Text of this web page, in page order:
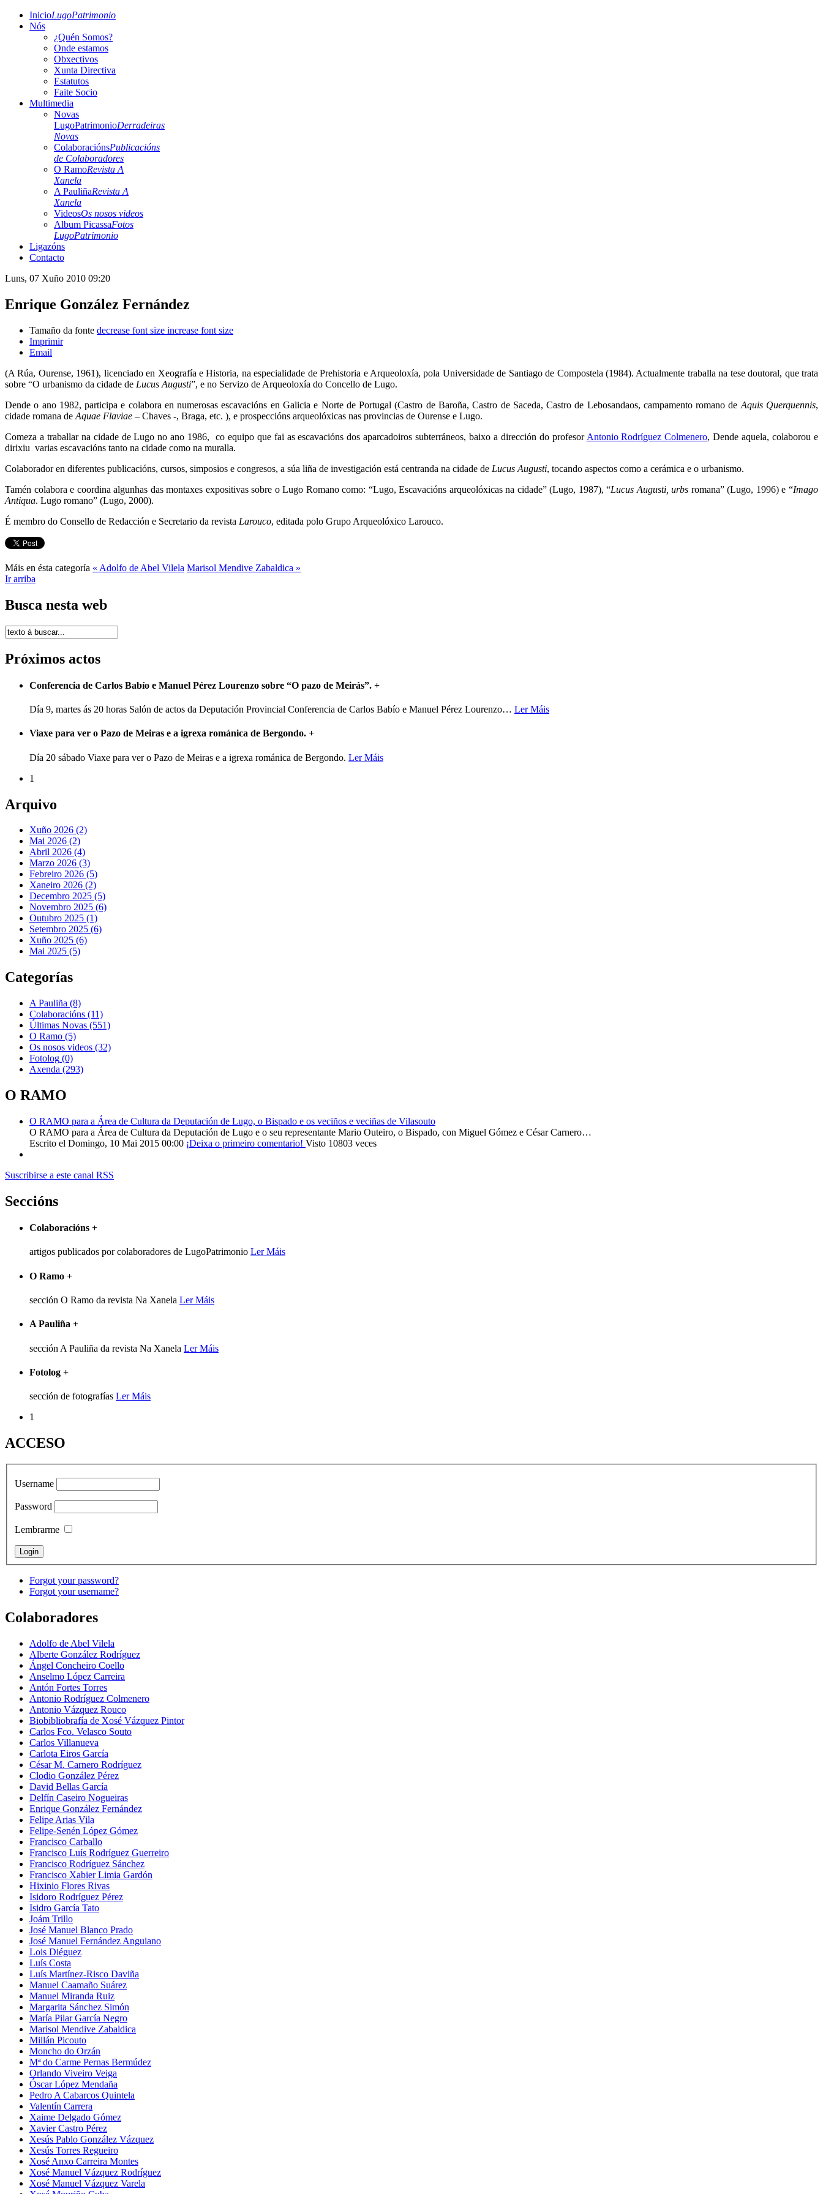
InicioLugoPatrimonio
Nós
¿Quén Somos?
Onde estamos
Obxectivos
Xunta Directiva
Estatutos
Faite Socio
Multimedia
Novas
LugoPatrimonioDerradeiras
Novas
ColaboraciónsPublicacións
de Colaboradores
O RamoRevista A
Xanela
A PauliñaRevista A
Xanela
VideosOs nosos videos
Album PicassaFotos
LugoPatrimonio
Ligazóns
Contacto
Luns, 07 Xuño 2010 09:20
Enrique González Fernández
Tamaño da fonte decrease font size increase font size
Imprimir
Email
(A Rúa, Ourense, 1961), licenciado en Xeografía e Historia, na especialidade de Prehistoria e Arqueoloxía, pola Universidade de Santiago de Compostela (1984). Actualmente traballa na tese doutoral, que trata
sobre “O urbanismo da cidade de Lucus Augusti”, e no Servizo de Arqueoloxía do Concello de Lugo.
Dende o ano 1982, participa e colabora en numerosas escavacións en Galicia e Norte de Portugal (Castro de Baroña, Castro de Saceda, Castro de Lebosandaos, campamento romano de Aquis Querquennis,
cidade romana de Aquae Flaviae – Chaves -, Braga, etc. ), e prospeccións arqueolóxicas nas provincias de Ourense e Lugo.
Comeza a traballar na cidade de Lugo no ano 1986, co equipo que fai as escavacións dos aparcadoiros subterráneos, baixo a dirección do profesor Antonio Rodríguez Colmenero, Dende aquela, colaborou e
dirixiu varias escavacións tanto na cidade como na muralla.
Colaborador en diferentes publicacións, cursos, simposios e congresos, a súa liña de investigación está centranda na cidade de Lucus Augusti, tocando aspectos como a cerámica e o urbanismo.
Tamén colabora e coordina algunhas das montaxes expositivas sobre o Lugo Romano como: “Lugo, Escavacións arqueolóxicas na cidade” (Lugo, 1987), “Lucus Augusti, urbs romana” (Lugo, 1996) e “Imago
Antiqua. Lugo romano” (Lugo, 2000).
É membro do Consello de Redacción e Secretario da revista Larouco, editada polo Grupo Arqueolóxico Larouco.
Máis en ésta categoría « Adolfo de Abel Vilela Marisol Mendive Zabaldica »
Ir arriba
Busca nesta web
Próximos actos
Conferencia de Carlos Babío e Manuel Pérez Lourenzo sobre “O pazo de Meirás”. +
Día 9, martes ás 20 horas Salón de actos da Deputación Provincial Conferencia de Carlos Babío e Manuel Pérez Lourenzo… Ler Máis
Viaxe para ver o Pazo de Meiras e a igrexa románica de Bergondo. +
Día 20 sábado Viaxe para ver o Pazo de Meiras e a igrexa románica de Bergondo. Ler Máis
1
Arquivo
Xuño 2026 (2)
Mai 2026 (2)
Abril 2026 (4)
Marzo 2026 (3)
Febreiro 2026 (5)
Xaneiro 2026 (2)
Decembro 2025 (5)
Novembro 2025 (6)
Outubro 2025 (1)
Setembro 2025 (6)
Xuño 2025 (6)
Mai 2025 (5)
Categorías
A Pauliña (8)
Colaboracións (11)
Últimas Novas (551)
O Ramo (5)
Os nosos videos (32)
Fotolog (0)
Axenda (293)
O RAMO
O RAMO para a Área de Cultura da Deputación de Lugo, o Bispado e os veciños e veciñas de Vilasouto
O RAMO para a Área de Cultura da Deputación de Lugo e o seu representante Mario Outeiro, o Bispado, con Miguel Gómez e César Carnero…
Escrito el Domingo, 10 Mai 2015 00:00 ¡Deixa o primeiro comentario! Visto 10803 veces
Suscribirse a este canal RSS
Seccións
Colaboracións +
artigos publicados por colaboradores de LugoPatrimonio Ler Máis
O Ramo +
sección O Ramo da revista Na Xanela Ler Máis
A Pauliña +
sección A Pauliña da revista Na Xanela Ler Máis
Fotolog +
sección de fotografías Ler Máis
1
ACCESO
Username
Password
Lembrarme
Forgot your password?
Forgot your username?
Colaboradores
Adolfo de Abel Vilela
Alberte González Rodríguez
Ángel Concheiro Coello
Anselmo López Carreira
Antón Fortes Torres
Antonio Rodríguez Colmenero
Antonio Vázquez Rouco
Biobibliobrafía de Xosé Vázquez Pintor
Carlos Fco. Velasco Souto
Carlos Villanueva
Carlota Eiros García
César M. Carnero Rodríguez
Clodio González Pérez
David Bellas García
Delfín Caseiro Nogueiras
Enrique González Fernández
Felipe Arias Vila
Felipe-Senén López Gómez
Francisco Carballo
Francisco Luís Rodríguez Guerreiro
Francisco Rodríguez Sánchez
Francisco Xabier Limia Gardón
Hixinio Flores Rivas
Isidoro Rodríguez Pérez
Isidro García Tato
Joám Trillo
José Manuel Blanco Prado
José Manuel Fernández Anguiano
Lois Diéguez
Luís Costa
Luís Martínez-Risco Daviña
Manuel Caamaño Suárez
Manuel Miranda Ruiz
Margarita Sánchez Simón
María Pilar García Negro
Marisol Mendive Zabaldica
Millán Picouto
Moncho do Orzán
Mª do Carme Pernas Bermúdez
Orlando Viveiro Veiga
Óscar López Mendaña
Pedro A Cabarcos Quintela
Valentín Carrera
Xaime Delgado Gómez
Xavier Castro Pérez
Xesús Pablo González Vázquez
Xesús Torres Regueiro
Xosé Anxo Carreira Montes
Xosé Manuel Vázquez Rodríguez
Xosé Manuel Vázquez Varela